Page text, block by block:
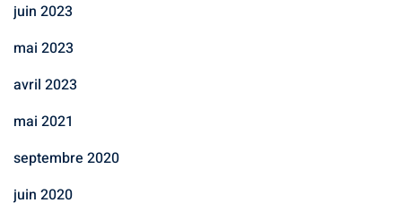
juin 2023
mai 2023
avril 2023
mai 2021
septembre 2020
juin 2020